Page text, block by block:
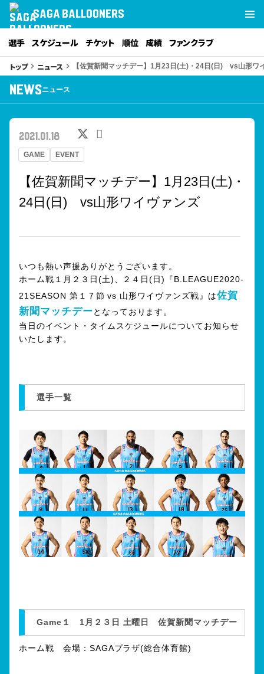
SAGA BALLOONERS
選手 スケジュール チケット 順位 成績 ファンクラブ
トップkeyboard_arrow_right ニュース keyboard_arrow_right 【佐賀新聞マッチデー】1月23日(土)・24日(日) vs山形
NEWSニュース
GAME EVENT
2021.01.18
【佐賀新聞マッチデー】1月23日(土)・
24日(日) vs山形ワイヴァンズ
いつも熱い声援ありがとうございます。
ホーム戦１月２３日(土)、２４日(日)『B.LEAGUE2020-
21SEASON 第１７節 vs 山形ワイヴァンズ戦』は佐賀
新聞マッチデーとなっております。
当日のイベント・タイムスケジュールについてお知らせ
いたします。
選手一覧
Game１ 1月２３日 土曜日 佐賀新聞マッチデー
ホーム戦 会場：SAGAプラザ(総合体育館)